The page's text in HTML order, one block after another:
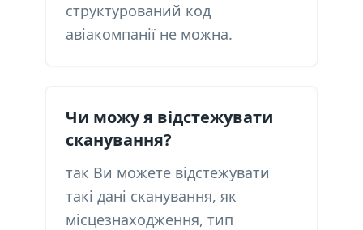
структурований код
авіакомпанії не можна.
Чи можу я відстежувати
сканування?
так Ви можете відстежувати
такі дані сканування, як
місцезнаходження, тип